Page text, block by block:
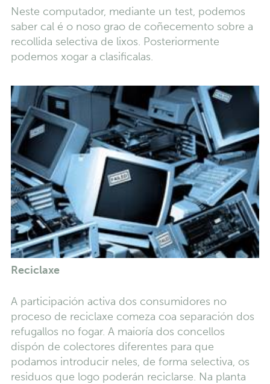
Neste computador, mediante un test, podemos
saber cal é o noso grao de coñecemento sobre a
recollida selectiva de lixos. Posteriormente
podemos xogar a clasificalas.
Reciclaxe
A participación activa dos consumidores no
proceso de reciclaxe comeza coa separación dos
refugallos no fogar. A maioría dos concellos
dispón de colectores diferentes para que
podamos introducir neles, de forma selectiva, os
residuos que logo poderán reciclarse. Na planta